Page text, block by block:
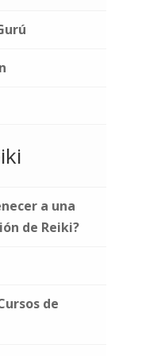
a una
de Reiki?
de